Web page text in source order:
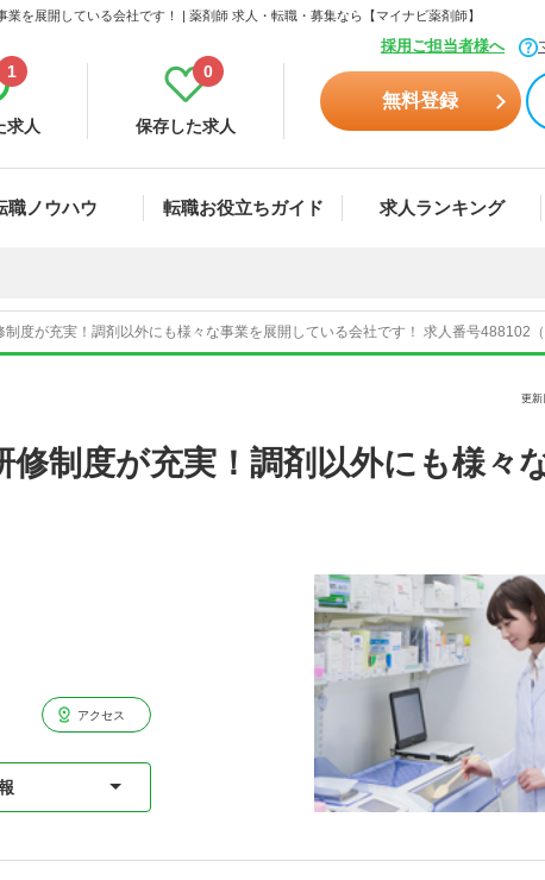
を展開している会社です！ | 薬剤師 求人・転職・募集なら【マイナビ薬剤師】
採用ご担当者様へ
求人
1
保存した求人
0
無料登録
職ノウハウ 転職お役立ちガイド 求人ランキング
制度が充実！調剤以外にも様々な事業を展開している会社です！ 求人番号488102（
更
修制度が充実！調剤以外にも様々
アクセス